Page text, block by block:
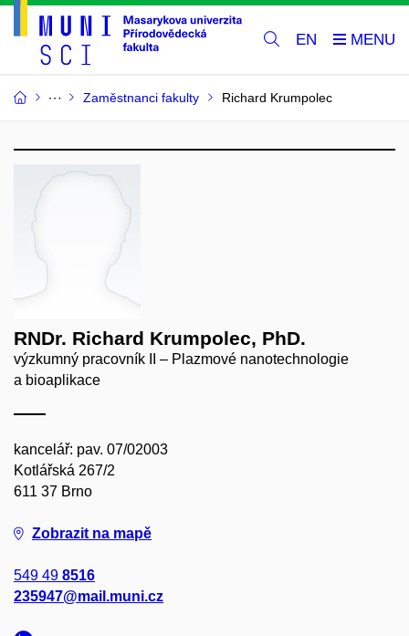
EN
Zaměstnanci fakulty Richard Krumpolec
RNDr. Richard Krumpolec, PhD.
výzkumný pracovník II – Plazmové nanotechnologie
a bioaplikace
kancelář: pav. 07/02003
Kotlářská 267/2
611 37 Brno
Zobrazit na mapě
549 49 8516
235947@mail.muni.cz